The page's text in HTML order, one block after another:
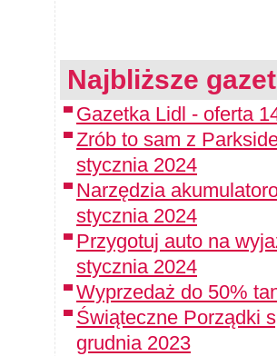
Najbliższe
Gazetka Lidl - oferta
Zrób to sam z
stycznia 2024
Narzędzia
stycznia 2024
Przygotuj auto na
stycznia 2024
Wyprzedaż do 50%
Świąteczne Porządki
grudnia 2023